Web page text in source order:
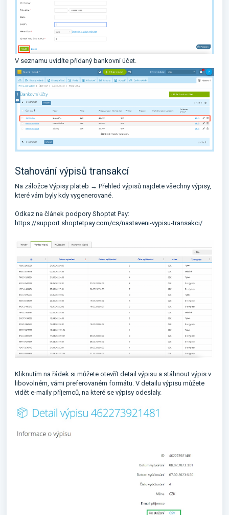
V seznamu uvidíte přidaný bankovní účet.
Stahování výpisů transakcí
Na záložce Výpisy plateb → Přehled výpisů najdete všechny výpisy,
které vám byly kdy vygenerované.
Odkaz na článek podpory Shoptet Pay:
https://support.shoptetpay.com/cs/nastaveni-vypisu-transakci/
Kliknutím na řádek si můžete otevřít detail výpisu a stáhnout výpis v
libovolném, vámi preferovaném formátu. V detailu výpisu můžete
vidět e-maily příjemců, na které se výpisy odeslaly.